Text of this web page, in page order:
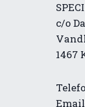
c/o
1467